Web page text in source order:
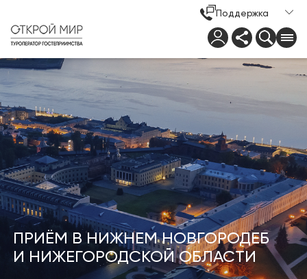
Поддержка
ПРИЁМ В НИЖНЕМ НОВГОРОДЕБ
И НИЖЕГОРОДСКОЙ ОБЛАСТИ